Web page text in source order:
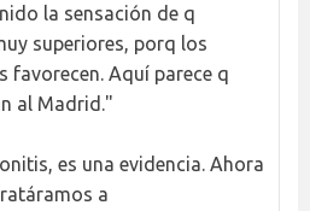
la sensación de q
superiores, porq los
favorecen. Aquí parece q
al Madrid."
es una evidencia. Ahora
a